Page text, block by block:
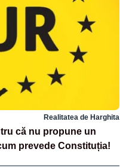
Realitatea de Harghita
că nu propune un
prevede Constituția!